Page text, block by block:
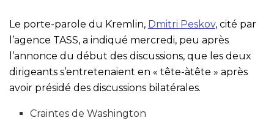
Le porte-parole du Kremlin, Dmitri Peskov, cité par
l’agence TASS, a indiqué mercredi, peu après
l’annonce du début des discussions, que les deux
dirigeants s’entretenaient en « tête-àtête » après
avoir présidé des discussions bilatérales.
Craintes de Washington